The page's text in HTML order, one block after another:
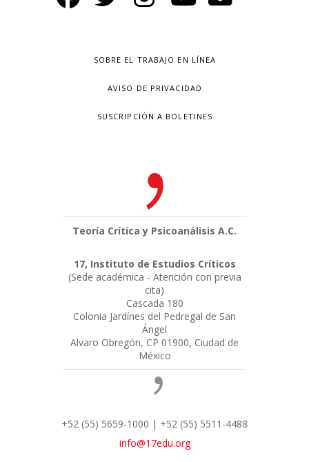
SOBRE EL TRABAJO EN LÍNEA
AVISO DE PRIVACIDAD
SUSCRIPCIÓN A BOLETINES
Teoría Crítica y Psicoanálisis A.C.
17, Instituto de Estudios Críticos
(Sede académica - Atención con previa
cita)
Cascada 180
Colonia Jardínes del Pedregal de San
Ángel
Alvaro Obregón, CP 01900, Ciudad de
México
+52 (55) 5659-1000 | +52 (55) 5511-4488
info@17edu.org